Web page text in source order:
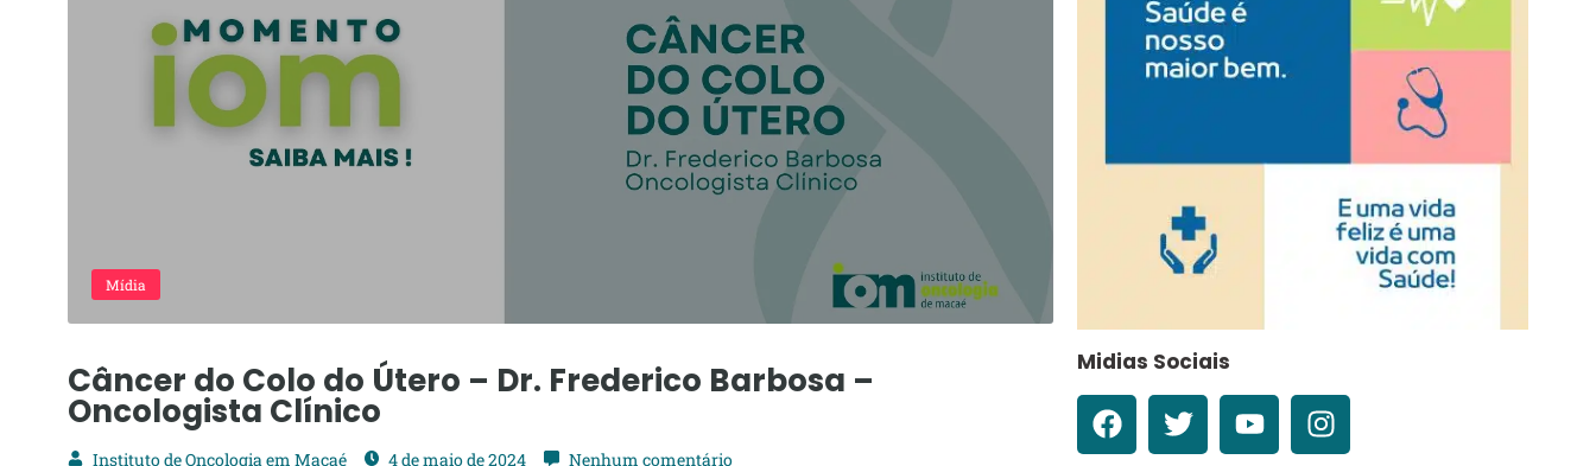
Mídia
Câncer do Colo do Útero – Dr. Frederico Barbosa –
Oncologista Clínico
Instituto de Oncologia em Macaé 4 de maio de 2024 Nenhum comentário
Midias Sociais